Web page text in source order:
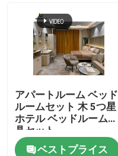
アパートルーム ベッド
ルームセット 木 5つ星
ホテル ベッドルーム家
具セット
ベストプライス